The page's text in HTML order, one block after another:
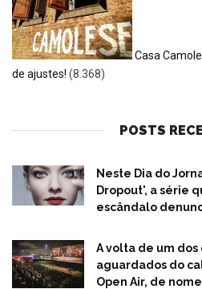
Casa
de ajustes! (8.368)
POSTS
Neste Dia do
Dropout', a série
escândalo
A volta de um
aguardados do
Open Air, de